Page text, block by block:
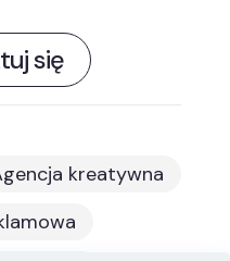
się
kreatywna